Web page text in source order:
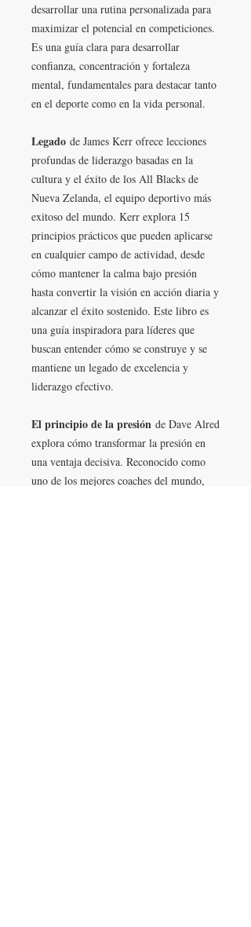
desarrollar una rutina personalizada para
maximizar el potencial en competiciones.
Es una guía clara para desarrollar
confianza, concentración y fortaleza
mental, fundamentales para destacar tanto
en el deporte como en la vida personal.
Legado de James Kerr ofrece lecciones
profundas de liderazgo basadas en la
cultura y el éxito de los All Blacks de
Nueva Zelanda, el equipo deportivo más
exitoso del mundo. Kerr explora 15
principios prácticos que pueden aplicarse
en cualquier campo de actividad, desde
cómo mantener la calma bajo presión
hasta convertir la visión en acción diaria y
alcanzar el éxito sostenido. Este libro es
una guía inspiradora para líderes que
buscan entender cómo se construye y se
mantiene un legado de excelencia y
liderazgo efectivo.
El principio de la presión de Dave Alred
explora cómo transformar la presión en
una ventaja decisiva. Reconocido como
uno de los mejores coaches del mundo,